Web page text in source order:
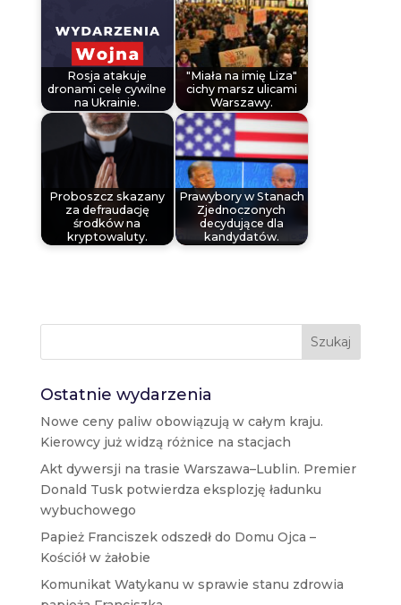
Rosja atakuje
dronami cele cywilne
na Ukrainie.
"Miała na imię Liza"
cichy marsz ulicami
Warszawy.
Proboszcz skazany
za defraudację
środków na
kryptowaluty.
Prawybory w Stanach
Zjednoczonych
decydujące dla
kandydatów.
Szukaj
Ostatnie wydarzenia
Nowe ceny paliw obowiązują w całym kraju.
Kierowcy już widzą różnice na stacjach
Akt dywersji na trasie Warszawa–Lublin. Premier
Donald Tusk potwierdza eksplozję ładunku
wybuchowego
Papież Franciszek odszedł do Domu Ojca –
Kościół w żałobie
Komunikat Watykanu w sprawie stanu zdrowia